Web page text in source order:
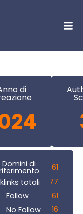
di
Domini di
riferimento
61
totali
77
Follow
61
No Follow
16